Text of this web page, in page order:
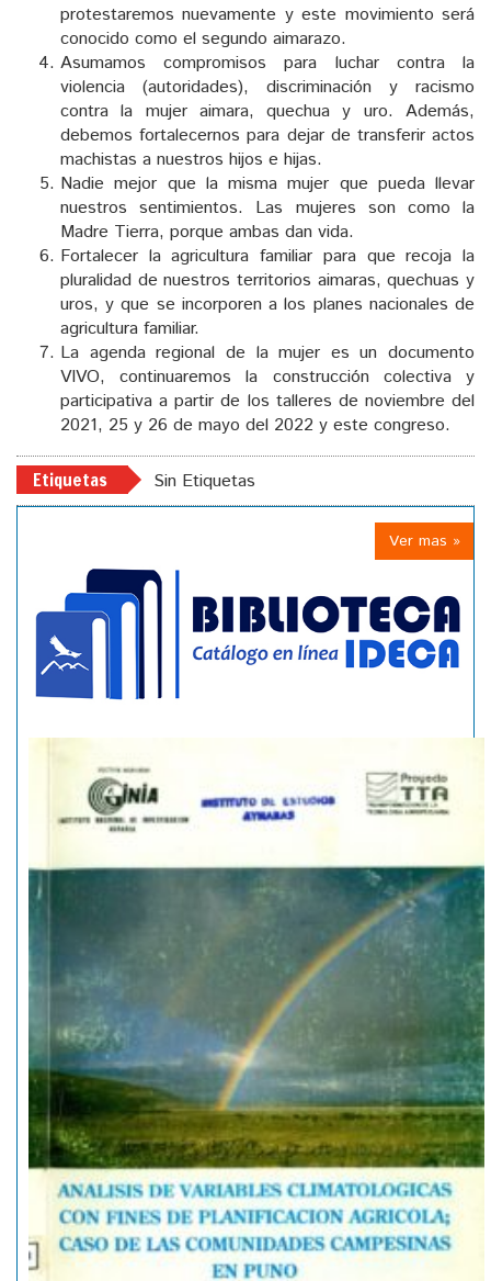
protestaremos nuevamente y este movimiento será
conocido como el segundo aimarazo.
Asumamos compromisos para luchar contra la
violencia (autoridades), discriminación y racismo
contra la mujer aimara, quechua y uro. Además,
debemos fortalecernos para dejar de transferir actos
machistas a nuestros hijos e hijas.
Nadie mejor que la misma mujer que pueda llevar
nuestros sentimientos. Las mujeres son como la
Madre Tierra, porque ambas dan vida.
Fortalecer la agricultura familiar para que recoja la
pluralidad de nuestros territorios aimaras, quechuas y
uros, y que se incorporen a los planes nacionales de
agricultura familiar.
La agenda regional de la mujer es un documento
VIVO, continuaremos la construcción colectiva y
participativa a partir de los talleres de noviembre del
2021, 25 y 26 de mayo del 2022 y este congreso.
Etiquetas Sin Etiquetas
Ver mas »